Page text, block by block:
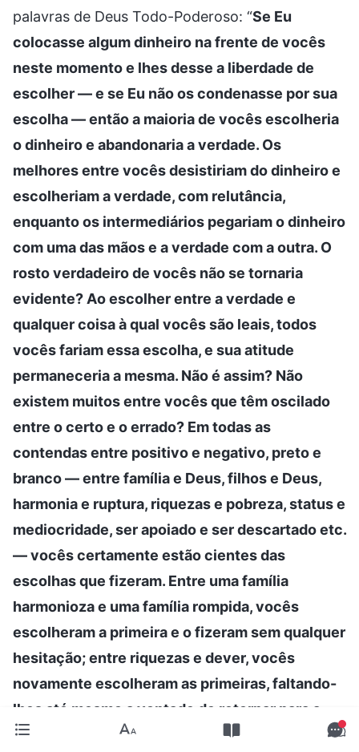
palavras de Deus Todo-Poderoso: “Se Eu
colocasse algum dinheiro na frente de vocês
neste momento e lhes desse a liberdade de
escolher — e se Eu não os condenasse por sua
escolha — então a maioria de vocês escolheria
o dinheiro e abandonaria a verdade. Os
melhores entre vocês desistiriam do dinheiro e
escolheriam a verdade, com relutância,
enquanto os intermediários pegariam o dinheiro
com uma das mãos e a verdade com a outra. O
rosto verdadeiro de vocês não se tornaria
evidente? Ao escolher entre a verdade e
qualquer coisa à qual vocês são leais, todos
vocês fariam essa escolha, e sua atitude
permaneceria a mesma. Não é assim? Não
existem muitos entre vocês que têm oscilado
entre o certo e o errado? Em todas as
contendas entre positivo e negativo, preto e
branco — entre família e Deus, filhos e Deus,
harmonia e ruptura, riquezas e pobreza, status e
mediocridade, ser apoiado e ser descartado etc.
— vocês certamente estão cientes das
escolhas que fizeram. Entre uma família
harmonioza e uma família rompida, vocês
escolheram a primeira e o fizeram sem qualquer
hesitação; entre riquezas e dever, vocês
novamente escolheram as primeiras, faltando-
lhes até mesmo a vontade de retornar para a
costa; entre luxo e pobreza, vocês escolheram